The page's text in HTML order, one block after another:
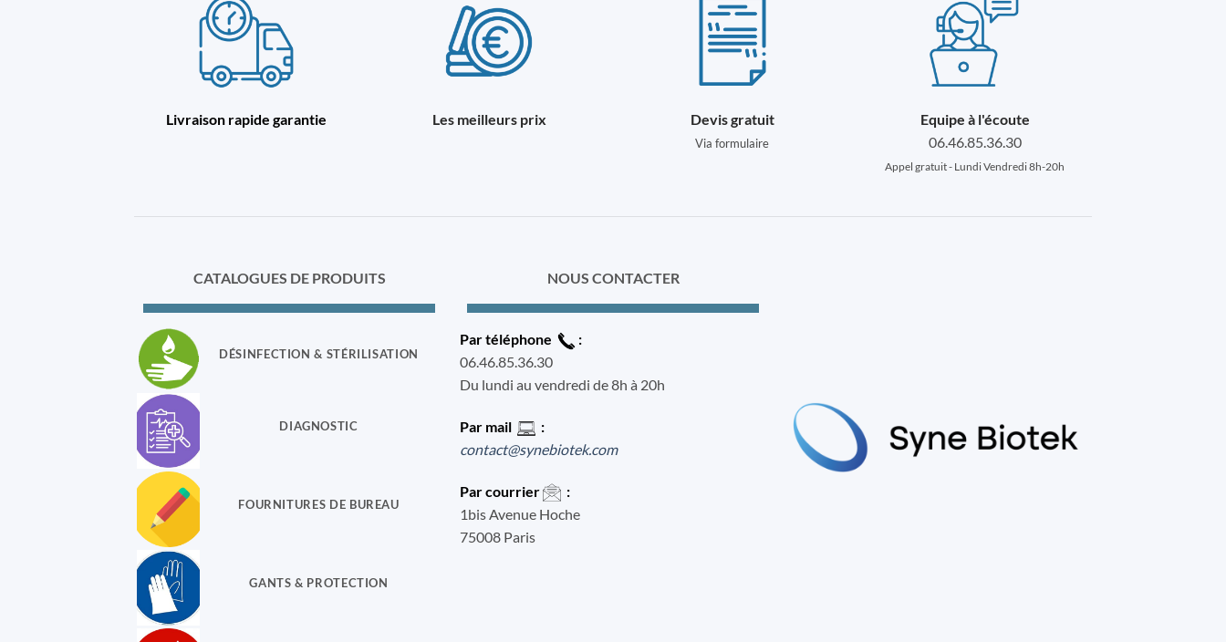
Livraison rapide garantie Les meilleurs prix Devis gratuit
Via formulaire
Equipe à l'écoute
06.46.85.36.30
Appel gratuit - Lundi Vendredi 8h-20h
CATALOGUES DE PRODUITS
DÉSINFECTION & STÉRILISATION
DIAGNOSTIC
FOURNITURES DE BUREAU
GANTS & PROTECTION
NOUS CONTACTER
Par téléphone
:
06.46.85.36.30
Du lundi au vendredi de 8h à 20h
Par mail
:
contact@synebiotek.com
Par courrier
:
1bis Avenue Hoche
75008 Paris